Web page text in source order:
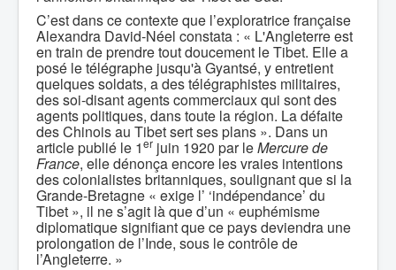
C’est dans ce contexte que l’exploratrice française
Alexandra David-Néel constata : « L'Angleterre est
en train de prendre tout doucement le Tibet. Elle a
posé le télégraphe jusqu'à Gyantsé, y entretient
quelques soldats, a des télégraphistes militaires,
des soi-disant agents commerciaux qui sont des
agents politiques, dans toute la région. La défaite
des Chinois au Tibet sert ses plans ». Dans un
article publié le 1er juin 1920 par leMercure de
France, elle dénonça encore les vraies intentions
des colonialistes britanniques, soulignant que si la
Grande-Bretagne « exige l’ ‘indépendance’ du
Tibet », il ne s’agit là que d’un « euphémisme
diplomatique signifiant que ce pays deviendra une
prolongation de l’Inde, sous le contrôle de
l’Angleterre. »